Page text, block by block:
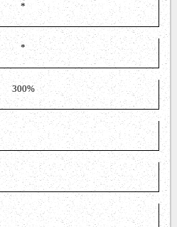
*
*
300%